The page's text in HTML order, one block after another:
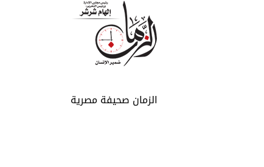
الزمان صحيفة مصرية